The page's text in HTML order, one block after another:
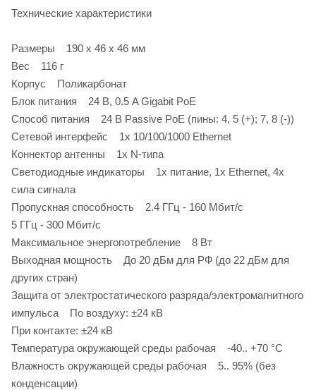
Технические характеристики
Размеры 190 x 46 x 46 мм
Вес 116 г
Корпус Поликарбонат
Блок питания 24 В, 0.5 A Gigabit PoE
Способ питания 24 В Passive PoE (пины: 4, 5 (+); 7, 8 (-))
Сетевой интерфейс 1х 10/100/1000 Ethernet
Коннектор антенны 1х N-типа
Светодиодные индикаторы 1х питание, 1х Ethernet, 4х
сила сигнала
Пропускная способность 2.4 ГГц - 160 Мбит/с
5 ГГц - 300 Мбит/с
Максимальное энергопотребление 8 Вт
Выходная мощность До 20 дБм для РФ (до 22 дБм для
других стран)
Защита от электростатического разряда/электромагнитного
импульса По воздуху: ±24 кВ
При контакте: ±24 кВ
Температура окружающей среды рабочая -40.. +70 °C
Влажность окружающей среды рабочая 5.. 95% (без
конденсации)